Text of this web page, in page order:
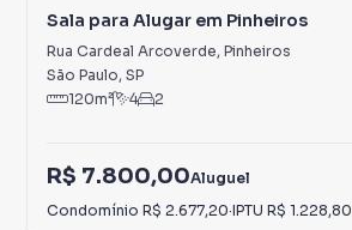
Sala para Alugar em Pinheiros
Rua Cardeal Arcoverde, Pinheiros
São Paulo, SP
120m² 4 2
R$ 7.800,00Aluguel
Condomínio R$ 2.677,20·IPTU R$ 1.228,80